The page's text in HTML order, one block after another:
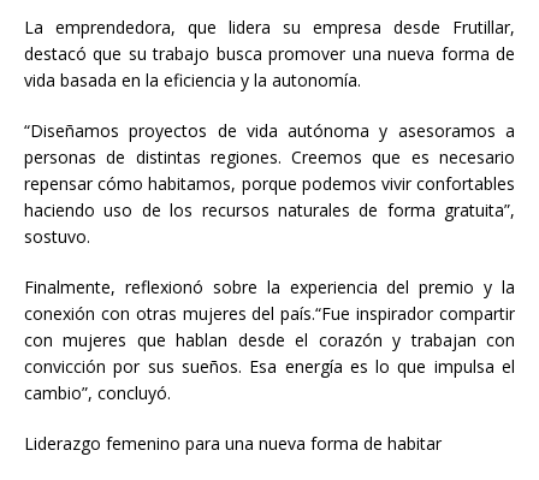
La emprendedora, que lidera su empresa desde Frutillar,
destacó que su trabajo busca promover una nueva forma de
vida basada en la eficiencia y la autonomía.
“Diseñamos proyectos de vida autónoma y asesoramos a
personas de distintas regiones. Creemos que es necesario
repensar cómo habitamos, porque podemos vivir confortables
haciendo uso de los recursos naturales de forma gratuita”,
sostuvo.
Finalmente, reflexionó sobre la experiencia del premio y la
conexión con otras mujeres del país.“Fue inspirador compartir
con mujeres que hablan desde el corazón y trabajan con
convicción por sus sueños. Esa energía es lo que impulsa el
cambio”, concluyó.
Liderazgo femenino para una nueva forma de habitar